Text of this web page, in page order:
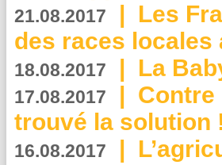
21.08.2017 | Les
des races locales
18.08.2017 | La
17.08.2017 | Contre
trouvé la solution
16.08.2017 |